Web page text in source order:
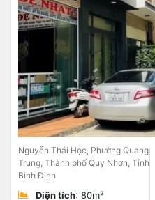
Nguyễn Thái Học, Phường Quang
Trung, Thành phố Quy Nhơn, Tỉnh
Bình Định
Diện tích: 80m²